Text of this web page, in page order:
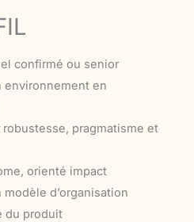
confirmé ou senior
environnement en
robustesse, pragmatisme et
orienté impact
modèle d’organisation
du produit